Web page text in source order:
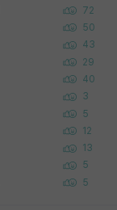
72
50
43
29
40
3
5
12
13
5
5